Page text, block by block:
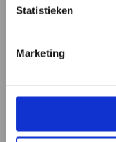
Statistieken
Marketing
Veel probiotica
het unieke profiel
apothekers en
microbiome-